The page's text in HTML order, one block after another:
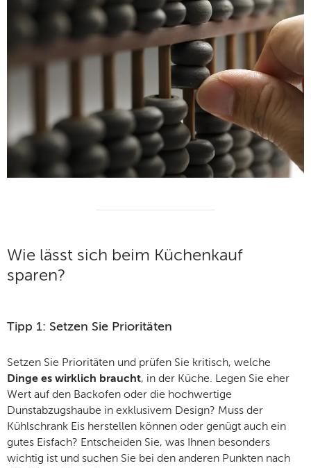
Wie lässt sich beim Küchenkauf
sparen?
Tipp 1: Setzen Sie Prioritäten
Setzen Sie Prioritäten und prüfen Sie kritisch, welche
Dinge es wirklich braucht, in der Küche. Legen Sie eher
Wert auf den Backofen oder die hochwertige
Dunstabzugshaube in exklusivem Design? Muss der
Kühlschrank Eis herstellen können oder genügt auch ein
gutes Eisfach? Entscheiden Sie, was Ihnen besonders
wichtig ist und suchen Sie bei den anderen Punkten nach